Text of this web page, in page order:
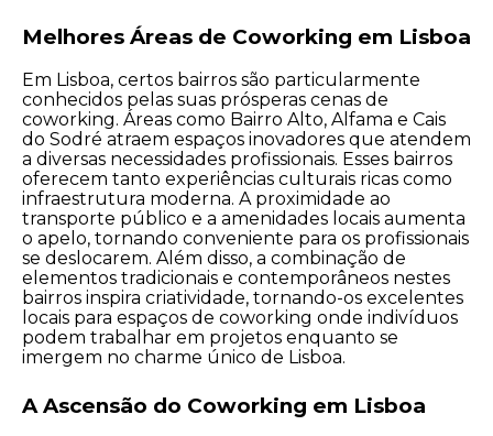
Melhores Áreas de Coworking em Lisboa
Em Lisboa, certos bairros são particularmente
conhecidos pelas suas prósperas cenas de
coworking. Áreas como Bairro Alto, Alfama e Cais
do Sodré atraem espaços inovadores que atendem
a diversas necessidades profissionais. Esses bairros
oferecem tanto experiências culturais ricas como
infraestrutura moderna. A proximidade ao
transporte público e a amenidades locais aumenta
o apelo, tornando conveniente para os profissionais
se deslocarem. Além disso, a combinação de
elementos tradicionais e contemporâneos nestes
bairros inspira criatividade, tornando-os excelentes
locais para espaços de coworking onde indivíduos
podem trabalhar em projetos enquanto se
imergem no charme único de Lisboa.
A Ascensão do Coworking em Lisboa